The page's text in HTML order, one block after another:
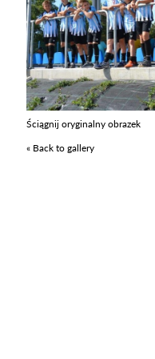
Ściągnij oryginalny obrazek
« Back to gallery